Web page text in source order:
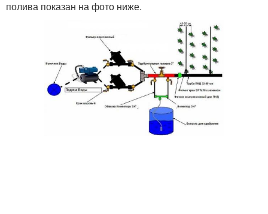
полива показан на фото ниже.